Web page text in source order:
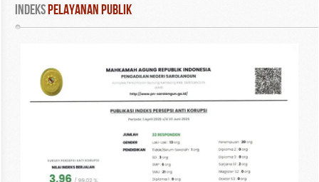
INDEKS PELAYANAN PUBLIK